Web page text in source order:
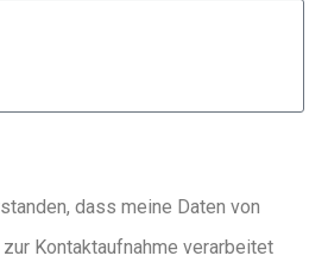
dass meine Daten von
zur Kontaktaufnahme verarbeitet